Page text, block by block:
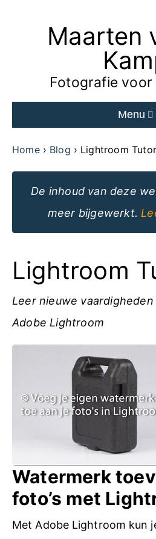
Maarten
Fotografie voor
Menu
Home Blog Lightroom
De inhoud van deze
meer bijgewerkt.
Lightroom
Leer nieuwe
Adobe Lightroom
Watermerk
foto’s met
Met Adobe Lightroom kun